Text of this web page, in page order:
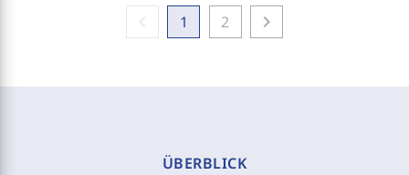
1 2 chevron_right
ÜBERBLICK